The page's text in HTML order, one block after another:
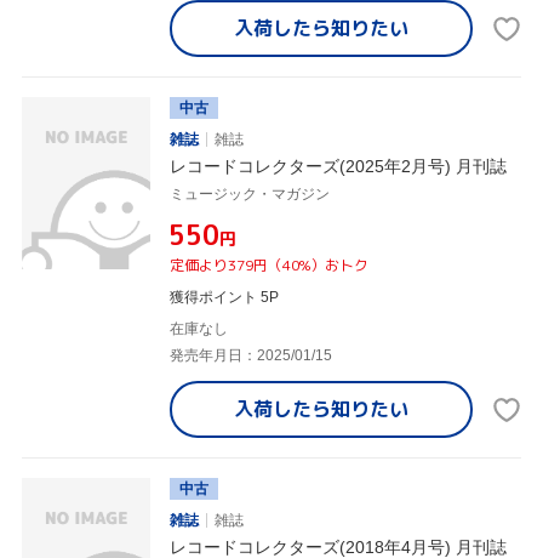
入荷したら知りたい
中古
雑誌
雑誌
レコードコレクターズ(2025年2月号) 月刊誌
ミュージック・マガジン
¥550円
定価より379円（40%）おトク
獲得ポイント 5P
在庫なし
発売年月日：2025/01/15
入荷したら知りたい
中古
雑誌
雑誌
レコードコレクターズ(2018年4月号) 月刊誌